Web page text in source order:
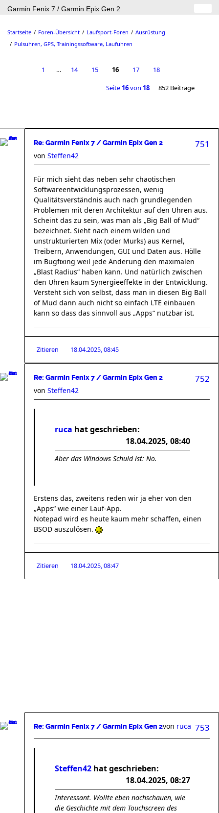
Garmin Fenix 7 / Garmin Epix Gen 2
Startseite Foren-Übersicht Laufsport-Foren
Ausrüstung
Pulsuhren, GPS, Trainingssoftware, Laufuhren
1 … 14 15 16 17 18
Seite 16von 18 852 Beiträge
Re: Garmin Fenix 7 / Garmin Epix Gen 2 751
von Steffen42
Für mich sieht das neben sehr chaotischen
Softwareentwicklungsprozessen, wenig
Qualitätsverständnis auch nach grundlegenden
Problemen mit deren Architektur auf den Uhren aus.
Scheint das zu sein, was man als „Big Ball of Mud“
bezeichnet. Sieht nach einem wilden und
unstrukturierten Mix (oder Murks) aus Kernel,
Treibern, Anwendungen, GUI und Daten aus. Hölle
im Bugfixing weil jede Änderung den maximalen
„Blast Radius“ haben kann. Und natürlich zwischen
den Uhren kaum Synergieeffekte in der Entwicklung.
Versteht sich von selbst, dass man in diesen Big Ball
of Mud dann auch nicht so einfach LTE einbauen
kann so dass das sinnvoll aus „Apps“ nutzbar ist.
Zitieren 18.04.2025, 08:45
Re: Garmin Fenix 7 / Garmin Epix Gen 2 752
von Steffen42
ruca hat geschrieben:
18.04.2025, 08:40
Aber das Windows Schuld ist: Nö.
Erstens das, zweitens reden wir ja eher von den
„Apps“ wie einer Lauf-App.
Notepad wird es heute kaum mehr schaffen, einen
BSOD auszulösen.
Zitieren 18.04.2025, 08:47
Re: Garmin Fenix 7 / Garmin Epix Gen 2 753
von ruca
Steffen42 hat geschrieben:
18.04.2025, 08:27
Interessant. Wollte eben nachschauen, wie
die Geschichte mit dem Touchscreen des